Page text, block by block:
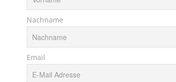
Nachname
Email